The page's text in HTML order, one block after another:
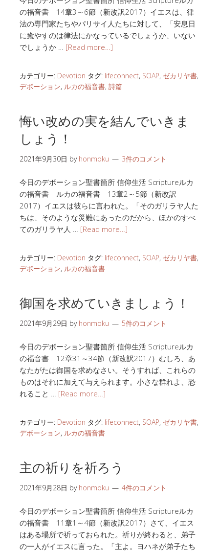
の福音書 14章3～6節（新改訳2017）イエスは、律
法の専門家たちやパリサイ人たちに対して、「安息日
に癒やすのは律法にかなっているでしょうか、いない
でしょうか … [Read more…]
カテゴリー: Devotion タグ: lifeconnect, SOAP, ゼカリヤ書,
デボーション, ルカの福音書, 詩篇
悔い改めの実を結んでいきま
しょう！
2021年9月30日 by honmoku 3件のコメント
今日のデボーション聖書箇所 信仰生活 Scriptureルカ
の福音書 ルカの福音書 13章2～5節（新改訳
2017）イエスは彼らに言われた。「そのガリラヤ人た
ちは、そのような災難にあったのだから、ほかのすべ
てのガリラヤ人 … [Read more…]
カテゴリー: Devotion タグ: lifeconnect, SOAP, ゼカリヤ書,
デボーション, ルカの福音書
御国を求めていきましょう！
2021年9月29日 by honmoku 5件のコメント
今日のデボーション聖書箇所 信仰生活 Scriptureルカ
の福音書 12章31～34節（新改訳2017）むしろ、あ
なたがたは御国を求めなさい。そうすれば、これらの
ものはそれに加えて与えられます。小さな群れよ、恐
れること … [Read more…]
カテゴリー: Devotion タグ: lifeconnect, SOAP, ゼカリヤ書,
デボーション, ルカの福音書
主の祈りを祈ろう
2021年9月28日 by honmoku 4件のコメント
今日のデボーション聖書箇所 信仰生活 Scriptureルカ
の福音書 11章1～4節（新改訳2017）さて、イエス
はある場所で祈っておられた。祈りが終わると、弟子
の一人がイエスに言った。「主よ。ヨハネが弟子たち